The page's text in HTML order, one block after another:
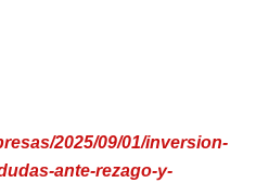
2025/09/01/inversion-
ante-rezago-y-